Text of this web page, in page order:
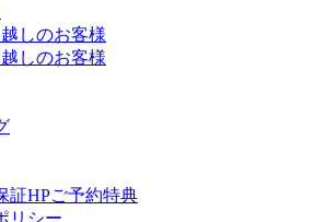
しのお客様
しのお客様
証HPご予約特典
リシー